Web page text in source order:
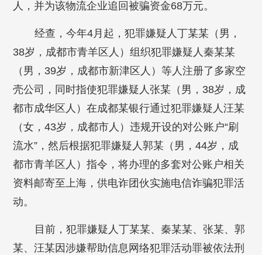
人，并为该物流企业追回被骗资金68万元。
经查，今年4月起，犯罪嫌疑人丁某某（男，
38岁，成都市青羊区人）组织犯罪嫌疑人秦某某
（男，39岁，成都市新津区人）等人注册了多家空
壳公司，同时指使犯罪嫌疑人张某（男，38岁，成
都市成华区人）在成都某银行通过犯罪嫌疑人汪某
（女，43岁，成都市人）违规开设的对公账户“刷
流水”，然后根据犯罪嫌疑人郭某（男，44岁，成
都市青羊区人）指令，将办理的多套对公账户相关
资料邮寄至上海，供电诈团伙实施电信诈骗犯罪活
动。
目前，犯罪嫌疑人丁某某、秦某某、张某、郭
某、汪某因涉嫌帮助信息网络犯罪活动罪被依法刑